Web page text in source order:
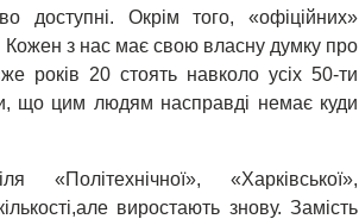
доступні. Окрім того, «офіційних»
Кожен з нас має свою власну думку про
років 20 стоять навколо усіх 50-ти
що цим людям насправді немає куди
«Харківської»,
виростають знову. Замість